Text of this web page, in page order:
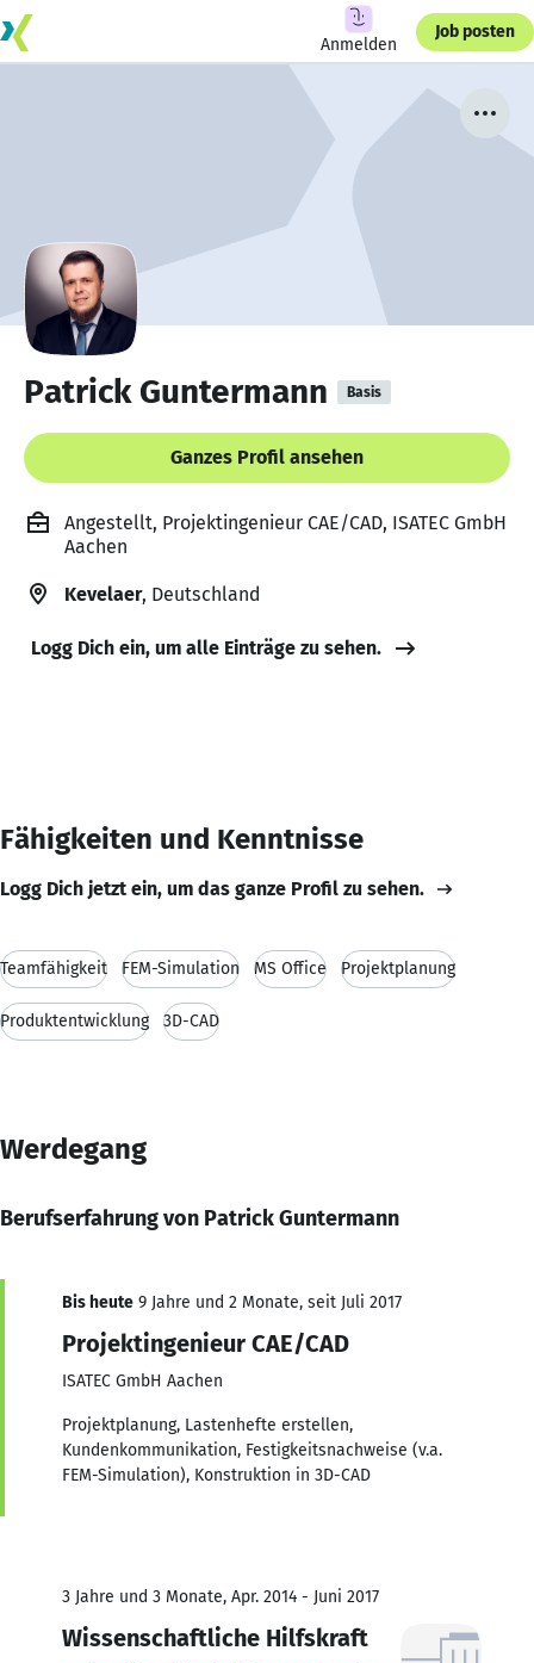
Anmelden
Job posten
Patrick Guntermann Basis
Ganzes Profil ansehen
Angestellt, Projektingenieur CAE/CAD, ISATEC GmbH
Aachen
Kevelaer, Deutschland
Logg Dich ein, um alle Einträge zu sehen.
Fähigkeiten und Kenntnisse
Logg Dich jetzt ein, um das ganze Profil zu sehen.
Teamfähigkeit FEM-Simulation MS Office Projektplanung
Produktentwicklung 3D-CAD
Werdegang
Berufserfahrung von Patrick Guntermann
Bis heute 9 Jahre und 2 Monate, seit Juli 2017
Projektingenieur CAE/CAD
ISATEC GmbH Aachen
Projektplanung, Lastenhefte erstellen,
Kundenkommunikation, Festigkeitsnachweise (v.a.
FEM-Simulation), Konstruktion in 3D-CAD
3 Jahre und 3 Monate, Apr. 2014 - Juni 2017
Wissenschaftliche Hilfskraft